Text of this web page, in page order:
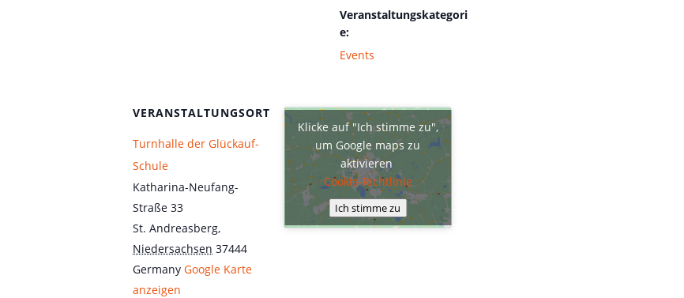
Veranstaltungskategori
e:
Events
VERANSTALTUNGSORT
Turnhalle der Glückauf-
Schule
Katharina-Neufang-
Straße 33
St. Andreasberg,
Niedersachsen 37444
Germany Google Karte
anzeigen
Klicke auf "Ich stimme zu",
um Google maps zu
aktivieren
Cookie-Richtlinie
Ich stimme zu